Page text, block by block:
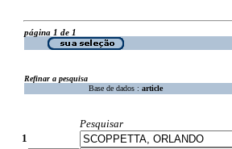
página 1 de 1
Refinar a pesquisa
Base de dados : article
Pesquisar
1